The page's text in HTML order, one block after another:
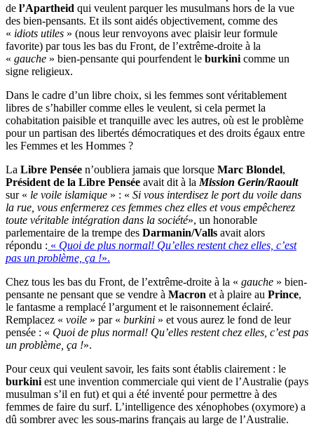
de l’Apartheid qui veulent parquer les musulmans hors de la vue
des bien-pensants. Et ils sont aidés objectivement, comme des
« idiots utiles » (nous leur renvoyons avec plaisir leur formule
favorite) par tous les bas du Front, de l’extrême-droite à la
« gauche » bien-pensante qui pourfendent le burkini comme un
signe religieux.
Dans le cadre d’un libre choix, si les femmes sont véritablement
libres de s’habiller comme elles le veulent, si cela permet la
cohabitation paisible et tranquille avec les autres, où est le problème
pour un partisan des libertés démocratiques et des droits égaux entre
les Femmes et les Hommes ?
La Libre Pensée n’oubliera jamais que lorsque Marc Blondel,
Président de la Libre Pensée avait dit à la Mission Gerin/Raoult
sur « le voile islamique » : « Si vous interdisez le port du voile dans
la rue, vous enfermerez ces femmes chez elles et vous empêcherez
toute véritable intégration dans la société», un honorable
parlementaire de la trempe des Darmanin/Valls avait alors
répondu : « Quoi de plus normal! Qu’elles restent chez elles, c’est
pas un problème, ça !».
Chez tous les bas du Front, de l’extrême-droite à la « gauche » bien-
pensante ne pensant que se vendre à Macron et à plaire au Prince,
le fantasme a remplacé l’argument et le raisonnement éclairé.
Remplacez « voile » par « burkini » et vous aurez le fond de leur
pensée : « Quoi de plus normal! Qu’elles restent chez elles, c’est pas
un problème, ça !».
Pour ceux qui veulent savoir, les faits sont établis clairement : le
burkini est une invention commerciale qui vient de l’Australie (pays
musulman s’il en fut) et qui a été inventé pour permettre à des
femmes de faire du surf. L’intelligence des xénophobes (oxymore) a
dû sombrer avec les sous-marins français au large de l’Australie.